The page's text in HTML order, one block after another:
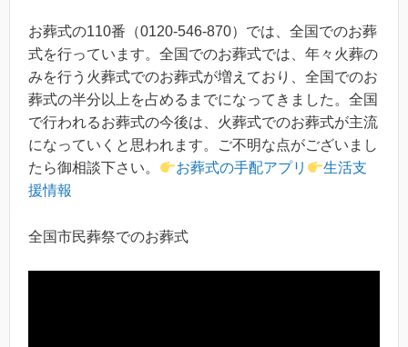
お葬式の110番（0120-546-870）では、全国でのお葬
式を行っています。全国でのお葬式では、年々火葬の
みを行う火葬式でのお葬式が増えており、全国でのお
葬式の半分以上を占めるまでになってきました。全国
で行われるお葬式の今後は、火葬式でのお葬式が主流
になっていくと思われます。ご不明な点がございまし
たら御相談下さい。
お葬式の手配アプリ
生活支
援情報
全国市民葬祭でのお葬式